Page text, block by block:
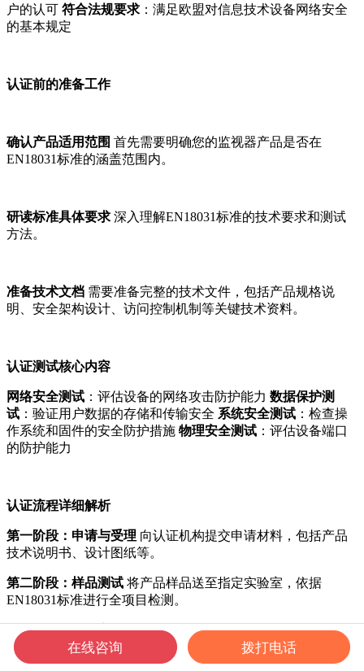
户的认可 符合法规要求 ：满足欧盟对信息技术设备网络安全
的基本规定
认证前的准备工作
确认产品适用范围 首先需要明确您的监视器产品是否在
EN18031标准的涵盖范围内。
研读标准具体要求 深入理解EN18031标准的技术要求和测试
方法。
准备技术文档 需要准备完整的技术文件，包括产品规格说
明、安全架构设计、访问控制机制等关键技术资料。
认证测试核心内容
网络安全测试 ：评估设备的网络攻击防护能力 数据保护测
试 ：验证用户数据的存储和传输安全 系统安全测试 ：检查操
作系统和固件的安全防护措施 物理安全测试 ：评估设备端口
的防护能力
认证流程详细解析
第一阶段：申请与受理 向认证机构提交申请材料，包括产品
技术说明书、设计图纸等。
第二阶段：样品测试 将产品样品送至指定实验室，依据
EN18031标准进行全项目检测。
第三阶段：工厂审核对企业生产环境和管理体系进行实地考
察。
在线咨询 拨打电话